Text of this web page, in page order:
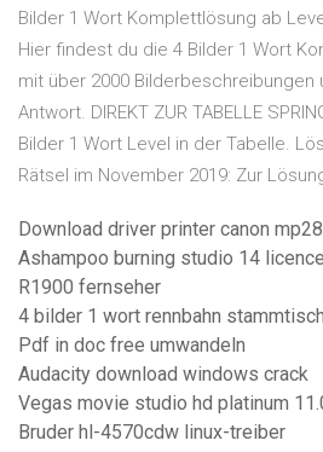
Bilder 1 Wort Komplettlösung ab
Hier findest du die 4 Bilder 1 Wort
mit über 2000
Antwort. DIREKT ZUR TABELLE
Bilder 1 Wort Level in der Tabelle.
Rätsel im November 2019: Zur
Download driver printer canon
Ashampoo burning studio 14
R1900 fernseher
4 bilder 1 wort rennbahn stammtisch
Pdf in doc free umwandeln
Audacity download windows crack
Vegas movie studio hd platinum
Bruder hl-4570cdw linux-treiber